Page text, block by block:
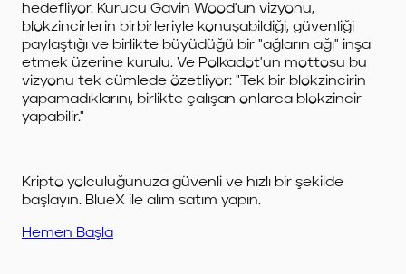
hedefliyor. Kurucu Gavin Wood'un vizyonu,
blokzincirlerin birbirleriyle konuşabildiği, güvenliği
paylaştığı ve birlikte büyüdüğü bir "ağların ağı" inşa
etmek üzerine kurulu. Ve Polkadot'un mottosu bu
vizyonu tek cümlede özetliyor: "Tek bir blokzincirin
yapamadıklarını, birlikte çalışan onlarca blokzincir
yapabilir."
Kripto yolculuğunuza güvenli ve hızlı bir şekilde
başlayın. BlueX ile alım satım yapın.
Hemen Başla